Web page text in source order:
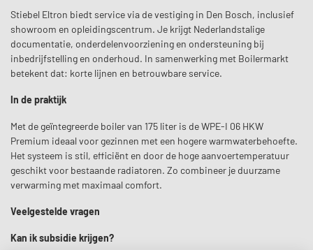
Stiebel Eltron biedt service via de vestiging in Den Bosch, inclusief
showroom en opleidingscentrum. Je krijgt Nederlandstalige
documentatie, onderdelenvoorziening en ondersteuning bij
inbedrijfstelling en onderhoud. In samenwerking met Boilermarkt
betekent dat: korte lijnen en betrouwbare service.
In de praktijk
Met de geïntegreerde boiler van 175 liter is de WPE-I 06 HKW
Premium ideaal voor gezinnen met een hogere warmwaterbehoefte.
Het systeem is stil, efficiënt en door de hoge aanvoertemperatuur
geschikt voor bestaande radiatoren. Zo combineer je duurzame
verwarming met maximaal comfort.
Veelgestelde vragen
Kan ik subsidie krijgen?